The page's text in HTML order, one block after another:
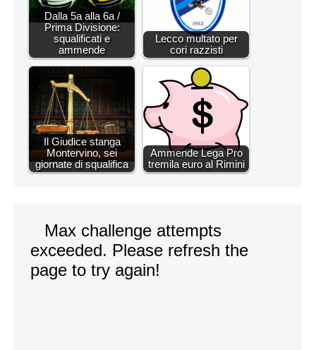
Dalla 5a alla 6a /
Prima Divisione:
squalificati e
ammende
Lecco multato per
cori razzisti
Il Giudice stanga
Montervino, sei
giornate di squalifica
Ammende Lega Pro
tremila euro al Rimini